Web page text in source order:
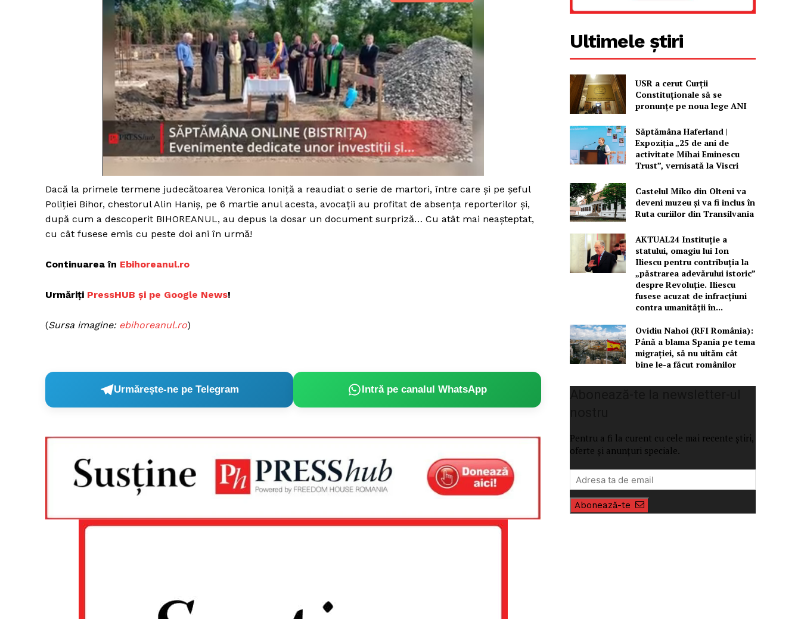
Un proiect
FREEDOM HOUSE
PRESShub
Despre noi / Echipa
Rețea
Contact
Dacă la primele termene judecătoarea Veronica Ioniţă a reaudiat o serie de martori, între care şi pe şeful
Poliţiei Bihor, chestorul Alin Haniş, pe 6 martie anul acesta, avocaţii au profitat de absenţa reporterilor şi,
după cum a descoperit BIHOREANUL, au depus la dosar un document surpriză… Cu atât mai neașteptat,
cu cât fusese emis cu peste doi ani în urmă!
Continuarea în Ebihoreanul.ro
Urmăriți PressHUB și pe Google News!
(Sursa imagine: ebihoreanul.ro)
Urmărește-ne pe Telegram Intră pe canalul WhatsApp
Ultimele știri
USR a cerut Curții
Constituționale să se
pronunțe pe noua lege ANI
Săptămâna Haferland |
Expoziţia „25 de ani de
activitate Mihai Eminescu
Trust”, vernisată la Viscri
Castelul Miko din Olteni va
deveni muzeu şi va fi inclus în
Ruta curiilor din Transilvania
AKTUAL24 Instituție a
statului, omagiu lui Ion
Iliescu pentru contribuția la
„păstrarea adevărului istoric”
despre Revoluție. Iliescu
fusese acuzat de infracțiuni
contra umanității în...
Ovidiu Nahoi (RFI România):
Până a blama Spania pe tema
migrației, să nu uităm cât
bine le-a făcut românilor
Pentru a fi la curent cu cele mai recente știri,
oferte și anunțuri speciale.
Abonează-te